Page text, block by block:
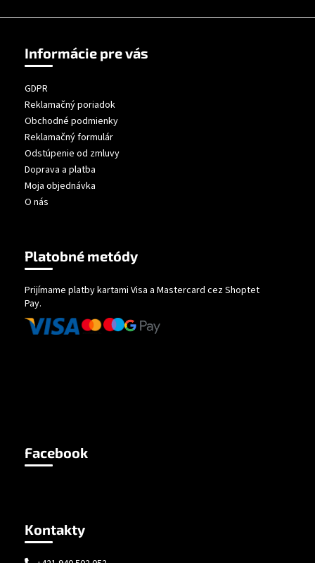
Informácie pre vás
GDPR
Reklamačný poriadok
Obchodné podmienky
Reklamačný formulár
Odstúpenie od zmluvy
Doprava a platba
Moja objednávka
O nás
Platobné metódy
Prijímame platby kartami Visa a Mastercard cez Shoptet
Pay.
Facebook
Kontakty